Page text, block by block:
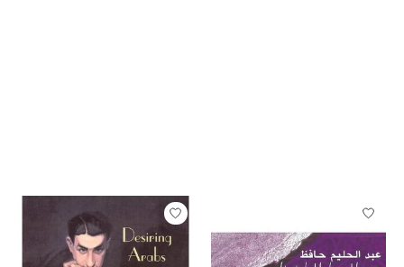
Articles du carrousel de produits